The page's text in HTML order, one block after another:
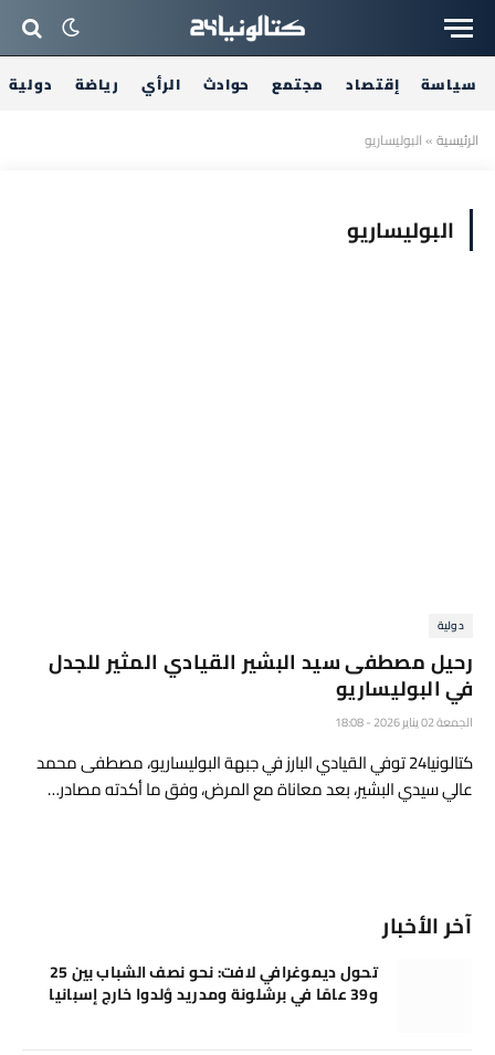
سياسة إقتصاد مجتمع حوادث الرأي رياضة دولية
الرئيسية»البوليساريو
البوليساريو
دولية
رحيل مصطفى سيد البشير القيادي المثير للجدل
في البوليساريو
الجمعة 02 يناير 2026 - 18:08
كتالونيا24 توفي القيادي البارز في جبهة البوليساريو، مصطفى محمد
عالي سيدي البشير، بعد معاناة مع المرض، وفق ما أكدته مصادر…
آخر الأخبار
تحول ديموغرافي لافت: نحو نصف الشباب بين 25
و39 عامًا في برشلونة ومدريد وُلدوا خارج إسبانيا